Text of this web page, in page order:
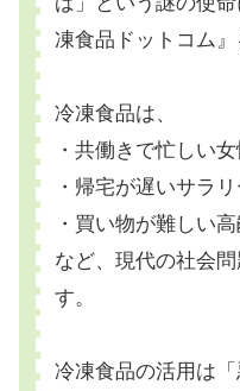
凍食品ドットコム』
冷凍食品は、
・共働きで忙しい
・帰宅が遅いサラ
・買い物が難しい
など、現代の社会
す。
冷凍食品の活用は「